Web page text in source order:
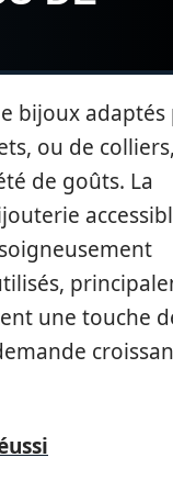
bijoux adaptés
ou de
de goûts. La
une touche